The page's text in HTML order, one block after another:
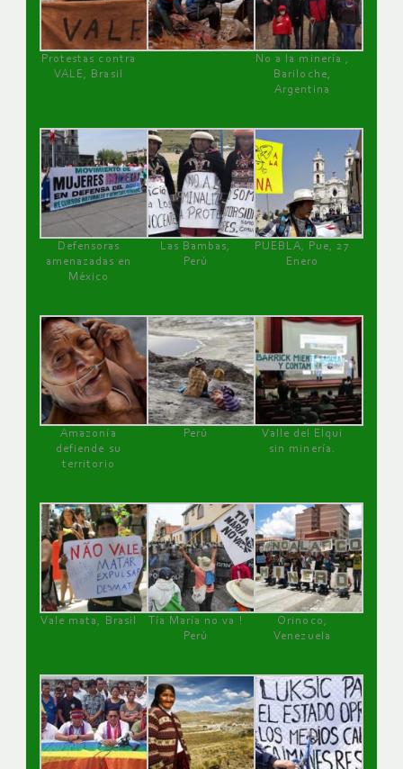
Protestas contra
VALE, Brasil
No a la minería ,
Bariloche,
Argentina
Defensoras
amenazadas en
México
Las Bambas,
Perú
PUEBLA, Pue, 27
Enero
Amazonía
defiende su
territorio
Perú
Valle del Elqui
sin minería.
Vale mata, Brasil
Tía María no va !
Perú
Orinoco,
Venezuela